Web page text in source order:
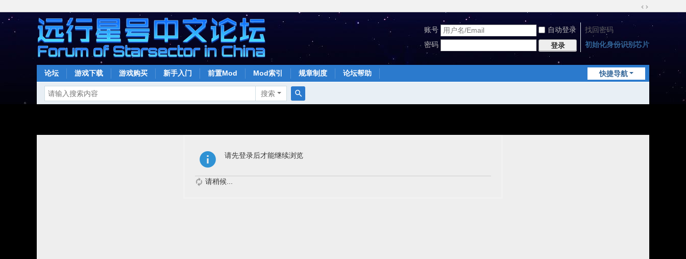
宽
账号 自动登录
找回密码
密码
登录 初始化身份识别芯片
快捷导航
论坛 游戏下载 游戏购买 新手入门 前置Mod Mod索引 规章制度 论坛帮助
搜索
搜
请先登录后才能继续浏览
请稍候...